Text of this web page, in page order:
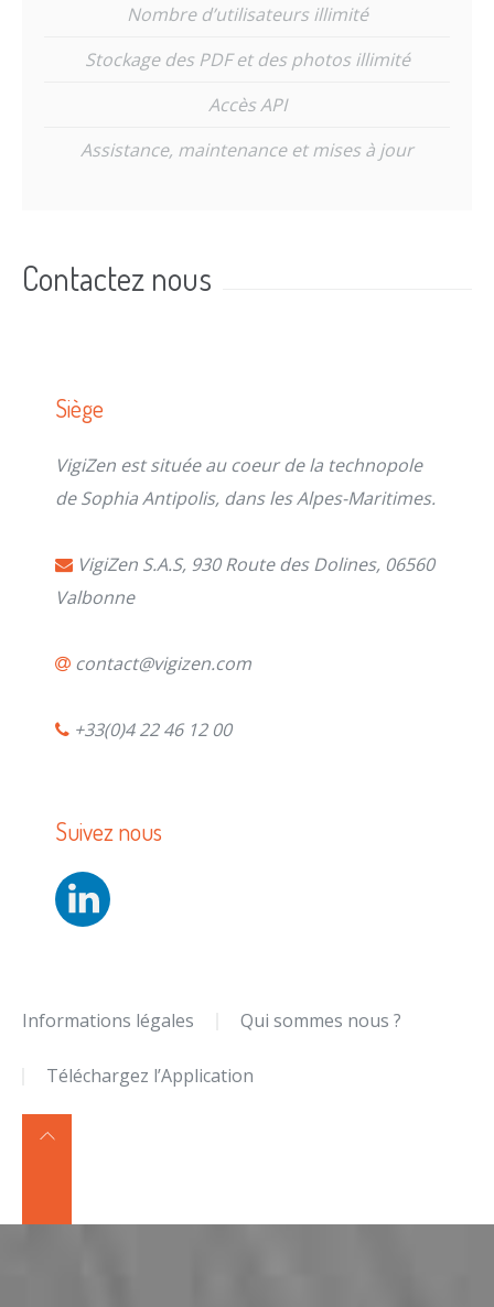
Nombre d’utilisateurs illimité
Stockage des PDF et des photos illimité
Accès API
Assistance, maintenance et mises à jour
Contactez nous
Siège
VigiZen est située au coeur de la technopole
de Sophia Antipolis, dans les Alpes-Maritimes.
VigiZen S.A.S, 930 Route des Dolines, 06560
Valbonne
contact@vigizen.com
+33(0)4 22 46 12 00
Suivez nous
Informations légales Qui sommes nous ?
Téléchargez l’Application